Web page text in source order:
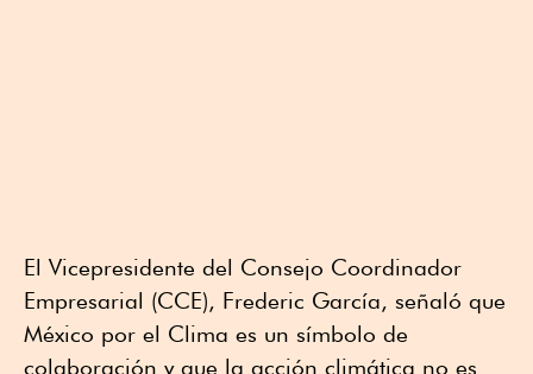
El Vicepresidente del Consejo Coordinador
Empresarial (CCE), Frederic García, señaló que
México por el Clima es un símbolo de
colaboración y que la acción climática no es